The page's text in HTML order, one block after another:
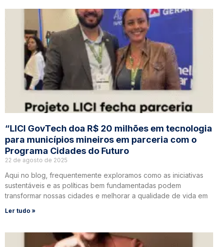
“LICI GovTech doa R$ 20 milhões em tecnologia
para municípios mineiros em parceria com o
Programa Cidades do Futuro
22 de agosto de 2025
Aqui no blog, frequentemente exploramos como as iniciativas
sustentáveis e as políticas bem fundamentadas podem
transformar nossas cidades e melhorar a qualidade de vida em
Ler tudo »